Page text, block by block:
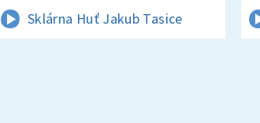
Sklárna Huť Jakub Tasice